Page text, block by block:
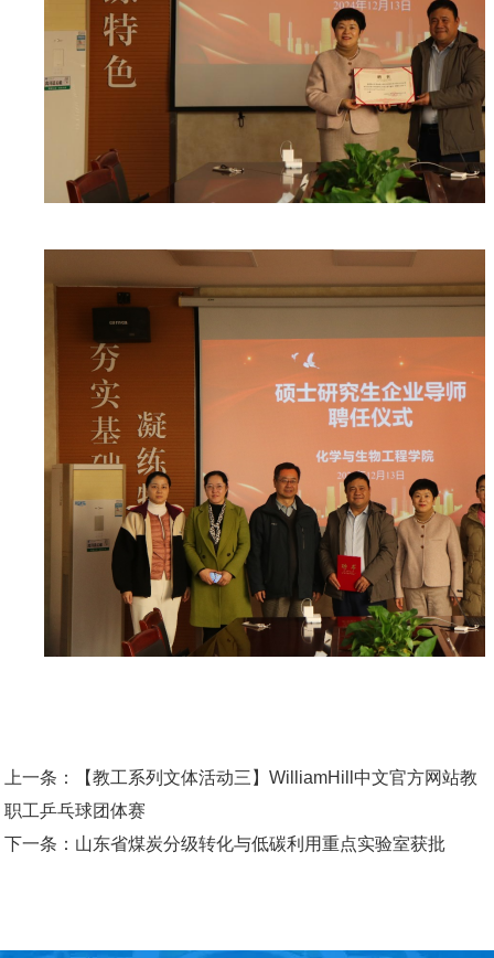
上一条：
【教工系列文体活动三】WilliamHill中文官方网站教
职工乒乓球团体赛
下一条： 山东省煤炭分级转化与低碳利用重点实验室获批